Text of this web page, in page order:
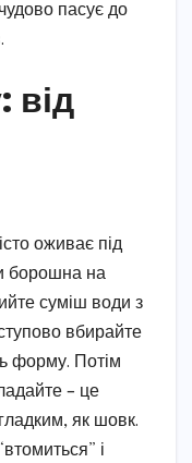
пасує до
від
оживає під
борошна на
суміш води з
вбирайте
форму. Потім
– це
як шовк.
і